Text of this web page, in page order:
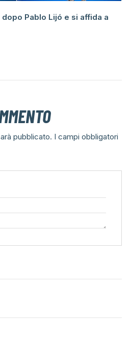
Pablo Lijó e si affida a
pubblicato. I campi obbligatori